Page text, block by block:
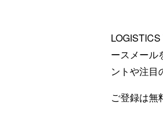
ースメール
ントや注目
ご登録は無